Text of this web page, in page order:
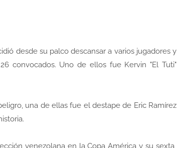
desde su palco descansar a varios jugadores y
convocados. Uno de ellos fue Kervin "El Tuti"
una de ellas fue el destape de Eric Ramírez
venezolana en la Copa América y su sexta